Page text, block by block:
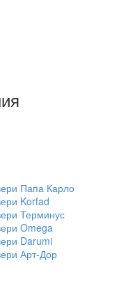
Папа Карло
Korfad
Терминус
Omega
Darumi
Арт-Дор